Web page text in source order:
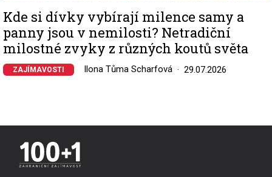
Kde si dívky vybírají milence samy a
panny jsou v nemilosti? Netradiční
milostné zvyky z různých koutů světa
ZAJÍMAVOSTI Ilona Tůma Scharfová 29.07.2026